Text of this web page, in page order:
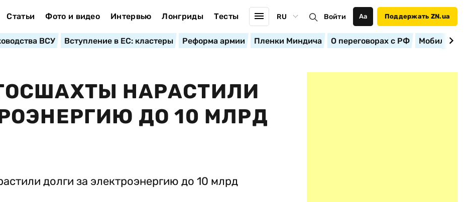
Статьи Фото и видео Интервью Лонгриды Тесты RU Войти Аа Поддержать ZN.ua
ВСУ Вступление в ЕС: кластеры Реформа армии Пленки Миндича О переговорах с РФ
НАРАСТИЛИ
ДО 10 МЛРД